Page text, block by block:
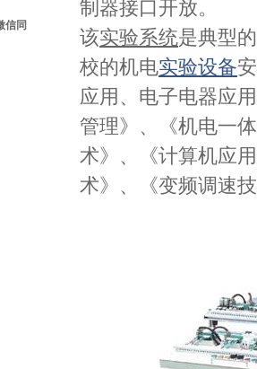
制器接口开放。
该实验系统是典型
校的机电实验设备
应用、电子电器应
管理》、《机电一
术》、《计算机应
术》、《变频调速
信同